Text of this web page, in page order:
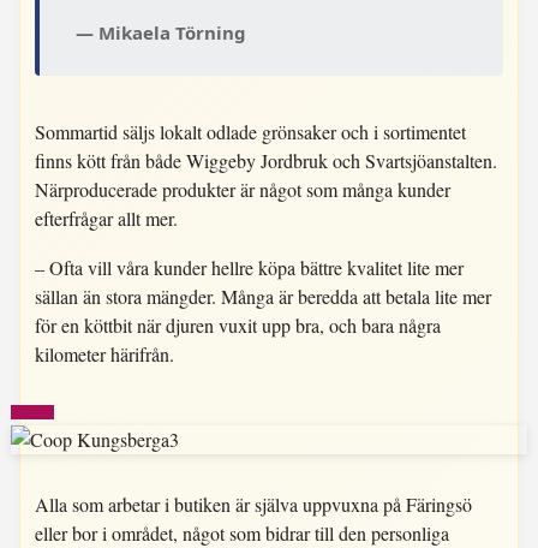
Mikaela Törning
Sommartid säljs lokalt odlade grönsaker och i sortimentet
finns kött från både Wiggeby Jordbruk och Svartsjöanstalten.
Närproducerade produkter är något som många kunder
efterfrågar allt mer.
– Ofta vill våra kunder hellre köpa bättre kvalitet lite mer
sällan än stora mängder. Många är beredda att betala lite mer
för en köttbit när djuren vuxit upp bra, och bara några
kilometer härifrån.
Alla som arbetar i butiken är själva uppvuxna på Färingsö
eller bor i området, något som bidrar till den personliga